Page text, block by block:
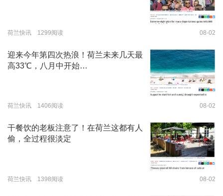
荷兰快讯 1299阅读 08-02
迎来今年第四次热浪！荷兰未来几天最
高33℃，八月中开始…
荷兰快讯 1406阅读 08-02
干餐饮的老板注意了！在荷兰这都有人
偷，全过程很淡定
荷兰快讯 1398阅读 08-02